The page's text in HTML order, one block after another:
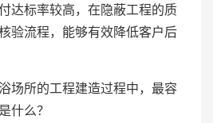
达标率较高，在隐蔽工程的质
验流程，能够有效降低客户后
场所的工程建造过程中，最容
什么？